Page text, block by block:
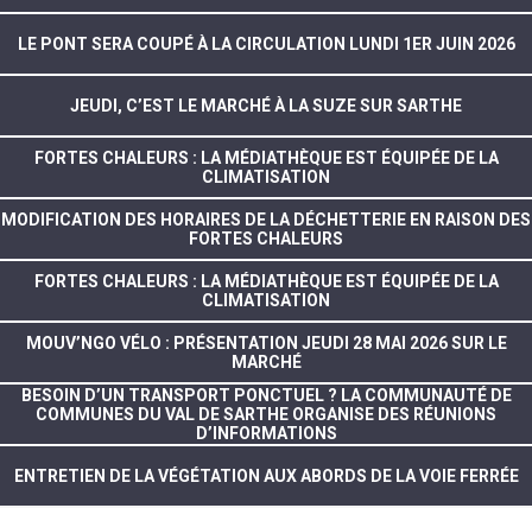
LE PONT SERA COUPÉ À LA CIRCULATION LUNDI 1ER JUIN 2026
JEUDI, C’EST LE MARCHÉ À LA SUZE SUR SARTHE
FORTES CHALEURS : LA MÉDIATHÈQUE EST ÉQUIPÉE DE LA
CLIMATISATION
MODIFICATION DES HORAIRES DE LA DÉCHETTERIE EN RAISON DES
FORTES CHALEURS
FORTES CHALEURS : LA MÉDIATHÈQUE EST ÉQUIPÉE DE LA
CLIMATISATION
MOUV’NGO VÉLO : PRÉSENTATION JEUDI 28 MAI 2026 SUR LE
MARCHÉ
BESOIN D’UN TRANSPORT PONCTUEL ? LA COMMUNAUTÉ DE
COMMUNES DU VAL DE SARTHE ORGANISE DES RÉUNIONS
D’INFORMATIONS
ENTRETIEN DE LA VÉGÉTATION AUX ABORDS DE LA VOIE FERRÉE